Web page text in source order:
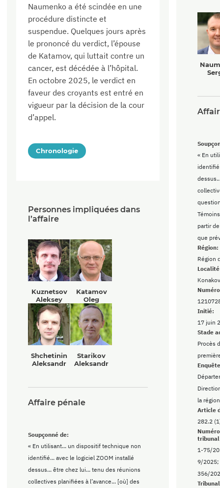
Naumenko a été scindée en une
procédure distincte et
suspendue. Quelques jours après
le prononcé du verdict, l’épouse
de Katamov, qui luttait contre un
cancer, est décédée à l’hôpital.
En octobre 2025, le verdict en
faveur des croyants est entré en
vigueur par la décision de la cour
d’appel.
Chronologie
Personnes impliquées dans
l’affaire
Kuznetsov
Aleksey
Katamov
Oleg
Shchetinin
Aleksandr
Starikov
Aleksandr
Affaire pénale
Soupçonné de:
« En utilisant... un dispositif technique non
identifié... avec le logiciel ZOOM installé
dessus... être chez lui... tenu des réunions
collectives planifiées à l’avance... [où] des
Région:
Région
« En
partir
que
Initié:
17 juin
Stade
Procès
la
Article
282.2
1-75/
9/
356/